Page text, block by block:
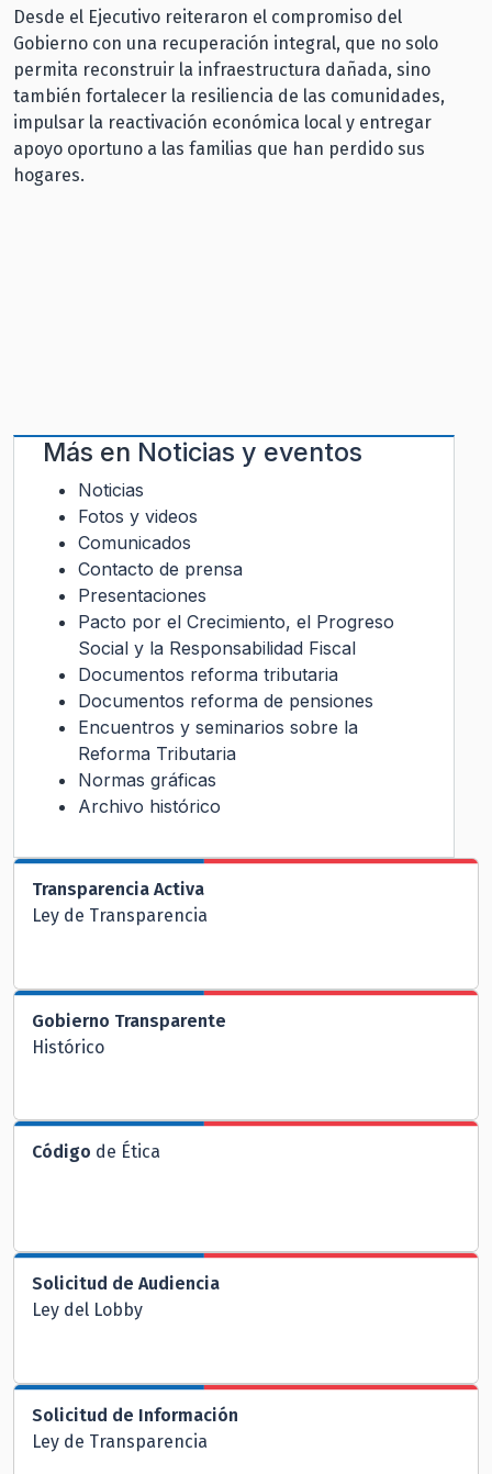
Desde el Ejecutivo reiteraron el compromiso del
Gobierno con una recuperación integral, que no solo
permita reconstruir la infraestructura dañada, sino
también fortalecer la resiliencia de las comunidades,
impulsar la reactivación económica local y entregar
apoyo oportuno a las familias que han perdido sus
hogares.
Más en Noticias y eventos
Noticias
Fotos y videos
Comunicados
Contacto de prensa
Presentaciones
Pacto por el Crecimiento, el Progreso
Social y la Responsabilidad Fiscal
Documentos reforma tributaria
Documentos reforma de pensiones
Encuentros y seminarios sobre la
Reforma Tributaria
Normas gráficas
Archivo histórico
Transparencia Activa
Ley de Transparencia
Gobierno Transparente
Histórico
Código de Ética
Solicitud de Audiencia
Ley del Lobby
Solicitud de Información
Ley de Transparencia